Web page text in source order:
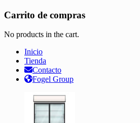
Carrito de compras
No products in the cart.
Inicio
Tienda
Contacto
Fogel Group